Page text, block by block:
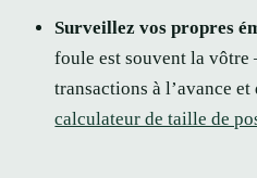
Surveillez vos propres
foule est souvent la
transactions à l’avance
calculateur de taille de